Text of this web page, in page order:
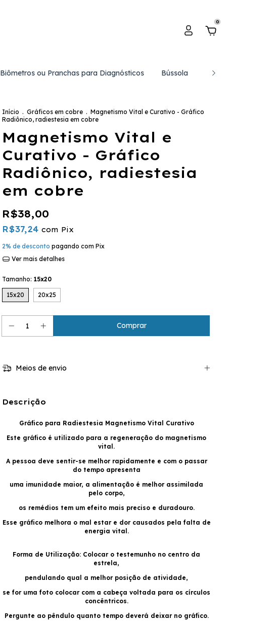
0
Biômetros ou Pranchas para Diagnósticos Bússola Catálogo de Gráficos
Início . Gráficos em cobre . Magnetismo Vital e Curativo - Gráfico
Radiônico, radiestesia em cobre
Magnetismo Vital e
Curativo - Gráfico
Radiônico, radiestesia
em cobre
R$38,00
R$37,24 com Pix
2% de desconto pagando com Pix
Ver mais detalhes
Tamanho: 15x20
15x20 20x25
Meios de envio
Descrição
Gráfico para Radiestesia Magnetismo Vital Curativo
Este gráfico é utilizado para a regeneração do magnetismo
vital.
A pessoa deve sentir-se melhor rapidamente e com o passar
do tempo apresenta
uma imunidade maior, a alimentação é melhor assimilada
pelo corpo,
os remédios tem um efeito mais preciso e duradouro.
Esse gráfico melhora o mal estar e dor causados pela falta de
energia vital.
Forma de Utilização: Colocar o testemunho no centro da
estrela,
pendulando qual a melhor posição de atividade,
se for uma foto colocar com a cabeça voltada para os círculos
concêntricos.
Pergunte ao pêndulo quanto tempo deverá deixar no gráfico.